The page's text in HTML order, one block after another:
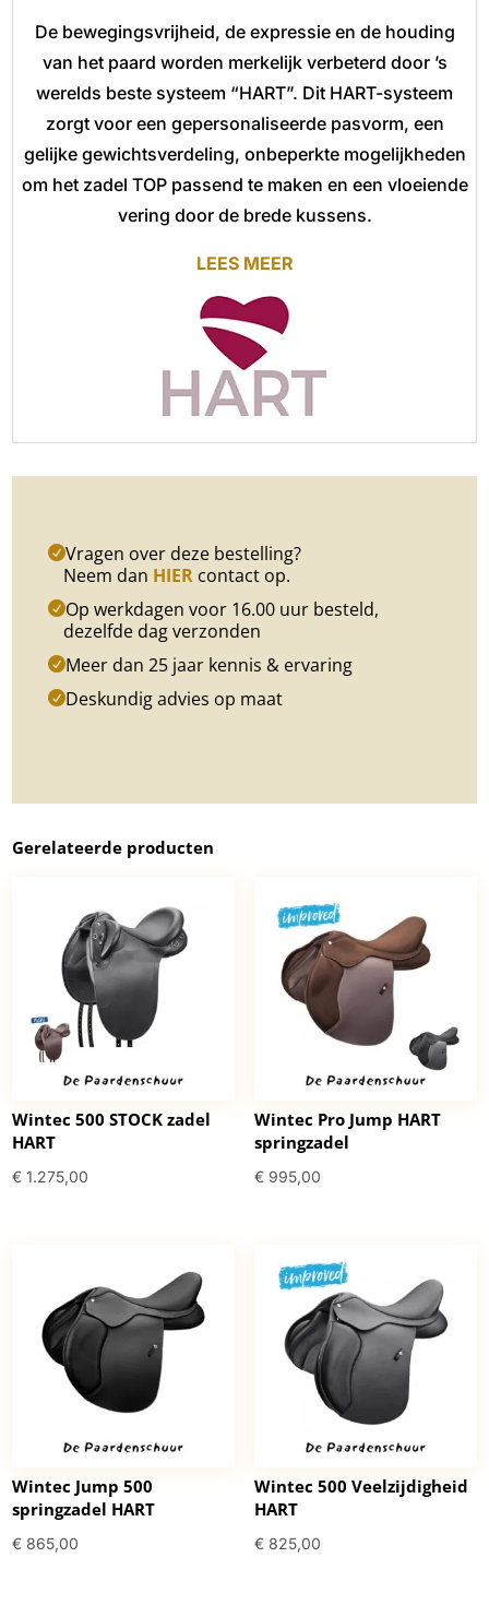
De bewegingsvrijheid, de expressie en de houding
van het paard worden merkelijk verbeterd door ’s
werelds beste systeem “HART”. Dit HART-systeem
zorgt voor een gepersonaliseerde pasvorm, een
gelijke gewichtsverdeling, onbeperkte mogelijkheden
om het zadel TOP passend te maken en een vloeiende
vering door de brede kussens.
LEES MEER
Vragen over deze bestelling?
Neem dan HIER contact op.
Op werkdagen voor 16.00 uur besteld,
dezelfde dag verzonden
Meer dan 25 jaar kennis & ervaring
Deskundig advies op maat
Gerelateerde producten
Wintec 500 STOCK zadel
HART
€ 1.275,00
Wintec Pro Jump HART
springzadel
€995,00
Wintec Jump 500
springzadel HART
€ 865,00
Wintec 500 Veelzijdigheid
HART
€825,00